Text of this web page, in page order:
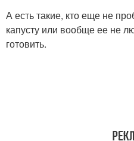
А есть такие, кто еще не
капусту или вообще ее не
готовить.